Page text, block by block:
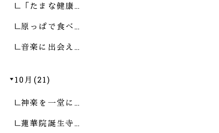
「たまな健康…
原っぱで食べ…
音楽に出会え…
10月(21)
神楽を一堂に…
蓮華院誕生寺…